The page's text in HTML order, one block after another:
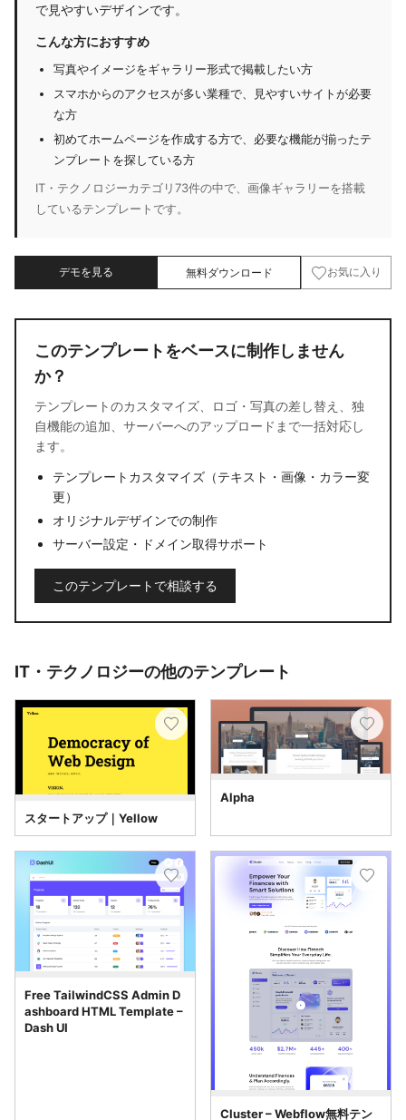
で見やすいデザインです。
こんな方におすすめ
写真やイメージをギャラリー形式で掲載したい方
スマホからのアクセスが多い業種で、見やすいサイトが必要
な方
初めてホームページを作成する方で、必要な機能が揃ったテ
ンプレートを探している方
IT・テクノロジーカテゴリ73件の中で、画像ギャラリーを搭載
しているテンプレートです。
デモを見る 無料ダウンロード お気に入り
このテンプレートをベースに制作しません
か？
テンプレートのカスタマイズ、ロゴ・写真の差し替え、独
自機能の追加、サーバーへのアップロードまで一括対応し
ます。
テンプレートカスタマイズ（テキスト・画像・カラー変
更）
オリジナルデザインでの制作
サーバー設定・ドメイン取得サポート
このテンプレートで相談する
IT・テクノロジーの他のテンプレート
スタートアップ｜Yellow
Alpha
Free TailwindCSS Admin D
ashboard HTML Template –
Dash UI
Cluster – Webflow無料テン